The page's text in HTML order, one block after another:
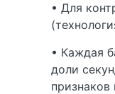
• Для
• Каждая
доли
признаков